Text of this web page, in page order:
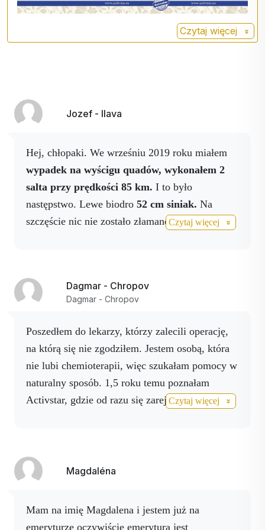
Mg 25 mg
K 10 mg
Czytaj więcej
Jozef - Ilava
Hej, chłopaki. We wrześniu 2019 roku miałem
wypadek na wyścigu quadów, wykonałem 2
salta przy prędkości 85 km. I to było
następstwo. Lewe biodro 52 cm siniak. Na
szczęście nic nie zostało złamane. Zamówiłem
jednego siniaka. Dziękuję Activstar. Jozef
Kohut, mistrz Słowacji w jeździe quadami.
Czytaj więcej
Dagmar - Chropov
Dagmar - Chropov
Poszedłem do lekarzy, którzy zalecili operację,
na którą się nie zgodziłem. Jestem osobą, która
nie lubi chemioterapii, więc szukałam pomocy w
naturalny sposób. 1,5 roku temu poznałam
Activstar, gdzie od razu się zarejestrowałam,
Body spray i Magnesium spray, po których
W styczniu miałem wypadek w pracy i
poślizgnąłem się na oblodzonych schodach i
Czytaj więcej
Magdaléna
Mam na imię Magdalena i jestem już na
emeryturze oczywiście emerytura jest